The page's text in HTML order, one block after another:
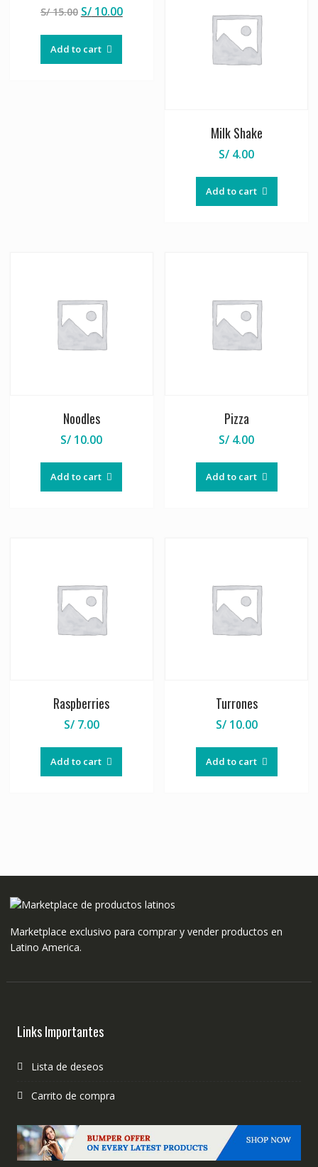
S/15.00 S/10.00
Add to cart
Milk Shake
S/ 4.00
Add to cart
Noodles
S/ 10.00
Add to cart
Pizza
S/ 4.00
Add to cart
Raspberries
S/7.00
Add to cart
Turrones
S/10.00
Add to cart
Marketplace exclusivo para comprar y vender productos en
Latino America.
Links Importantes
Lista de deseos
Carrito de compra